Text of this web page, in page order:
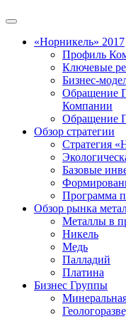
«Норникель» 2017
Профиль
Ключевые
Бизнес-
Обращение
Компании
Обращение
Обзор стратегии
Стратегия
Базовые
Программа
Обзор рынка
Металлы в
Никель
Медь
Палладий
Платина
Бизнес Группы